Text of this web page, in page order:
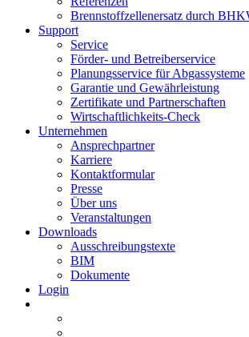
Brennstoffzellenersatz durch
Support
Service
Förder- und Betreiberservice
Planungsservice für Abgassysteme
Garantie und Gewährleistung
Zertifikate und Partnerschaften
Wirtschaftlichkeits-Check
Unternehmen
Ansprechpartner
Karriere
Kontaktformular
Presse
Über uns
Veranstaltungen
Downloads
Ausschreibungstexte
BIM
Dokumente
Login